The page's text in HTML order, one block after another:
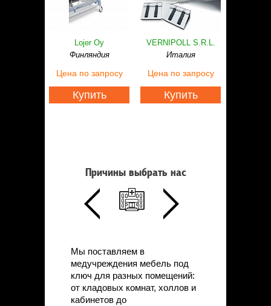
Lojer Oy
Финляндия
Цена по запросу
Купить
VERNIPOLL S.R.L.
Италия
Цена по запросу
Купить
Причины выбрать нас
Мы поставляем в
медучреждения мебель под
ключ для разных помещений:
от кладовых комнат, холлов и
кабинетов до